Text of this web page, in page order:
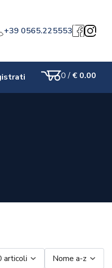
+39 0565.225553Facebook
Carrello
0/€ 0.00
articoli
Nome a-z